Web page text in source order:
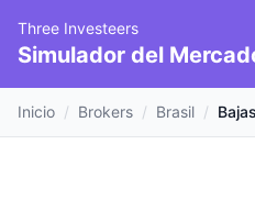
Three Investeers
Simulador del
Inicio / Brokers / Brasil /